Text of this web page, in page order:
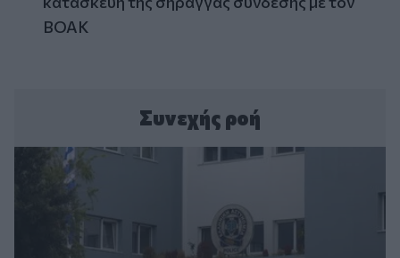
ΒΟΑΚ
Συνεχής ροή